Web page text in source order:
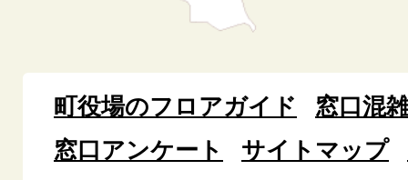
町役場のフロアガイド
窓口混
窓口アンケート
サイトマップ